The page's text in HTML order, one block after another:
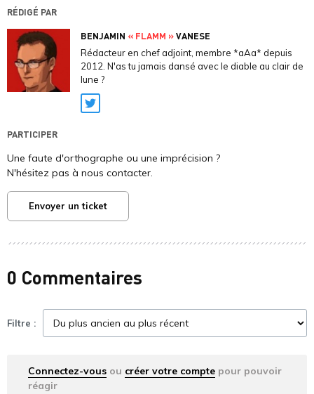
RÉDIGÉ PAR
BENJAMIN « FLAMM »VANESE
Rédacteur en chef adjoint, membre *aAa* depuis
2012. N'as tu jamais dansé avec le diable au clair de
lune ?
Twitter
PARTICIPER
Une faute d'orthographe ou une imprécision ?
N'hésitez pas à nous contacter.
Envoyer un ticket
0 Commentaires
Filtre :
Connectez-vous ou créer votre compte pour pouvoir
réagir